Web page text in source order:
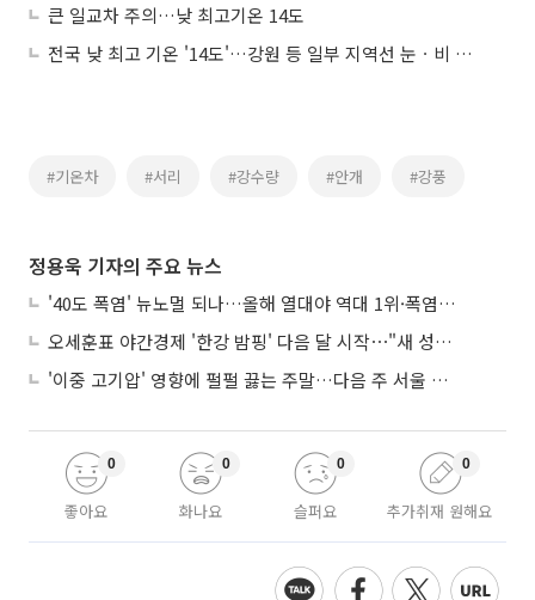
큰 일교차 주의…낮 최고기온 14도
전국 낮 최고 기온 '14도'…강원 등 일부 지역선 눈ㆍ비 예보
#기온차 #서리 #강수량 #안개 #강풍
정용욱 기자의 주요 뉴스
'40도 폭염' 뉴노멀 되나…올해 열대야 역대 1위·폭염일수 평년 3배 넘어
오세훈표 야간경제 '한강 밤핑' 다음 달 시작⋯"새 성장동력 만들 것"
'이중 고기압' 영향에 펄펄 끓는 주말…다음 주 서울 포함 서쪽이 더 덥다
좋아요
0
화나요
0
슬퍼요
0
추가취재 원해요
0